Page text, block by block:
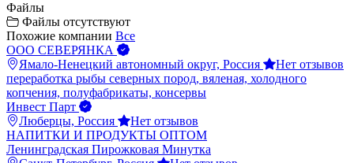
Файлы
Файлы отсутствуют
Похожие компании Все
ООО СЕВЕРЯНКА
Ямало-Ненецкий автономный округ, Россия
Нет отзывов
переработка рыбы северных пород, вяленая, холодного
копчения, полуфабрикаты, консервы
Инвест Парт
Люберцы, Россия
Нет отзывов
НАПИТКИ И ПРОДУКТЫ ОПТОМ
Ленинградская Пирожковая Минутка